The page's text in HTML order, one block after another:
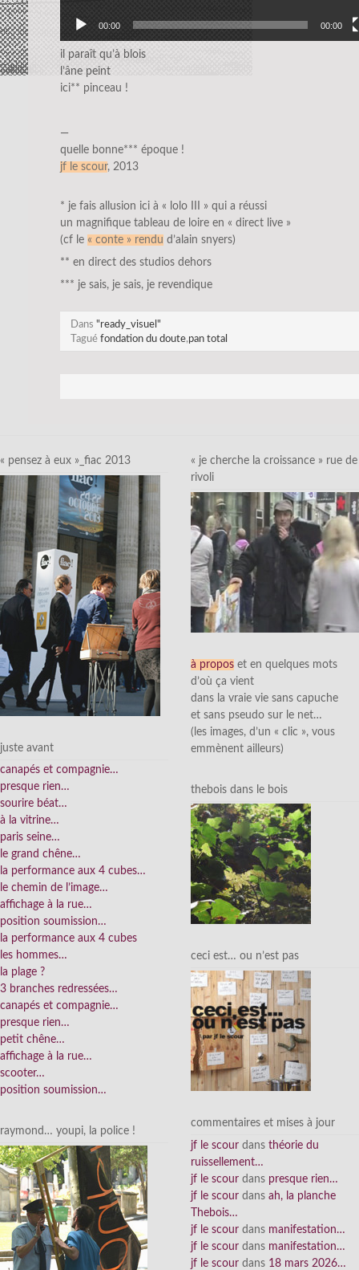
00:00 00:00
il paraît qu’à blois
l’âne peint
ici** pinceau !
—
quelle bonne*** époque !
jf le scour, 2013
* je fais allusion ici à « lolo III » qui a réussi
un magnifique tableau de loire en « direct live »
(cf le « conte » rendu d’alain snyers)
** en direct des studios dehors
*** je sais, je sais, je revendique
Dans "ready_visuel"
Tagué fondation du doute,pan total
« pensez à eux »_fiac 2013
juste avant
canapés et compagnie…
presque rien…
sourire béat…
à la vitrine…
paris seine…
le grand chêne…
la performance aux 4 cubes…
le chemin de l’image…
affichage à la rue…
position soumission…
la performance aux 4 cubes
les hommes…
la plage ?
3 branches redressées…
canapés et compagnie…
presque rien…
petit chêne…
affichage à la rue…
scooter…
position soumission…
raymond… youpi, la police !
« je cherche la croissance » rue de
rivoli
à propos et en quelques mots
d’où ça vient
dans la vraie vie sans capuche
et sans pseudo sur le net…
(les images, d’un « clic », vous
emmènent ailleurs)
thebois dans le bois
ceci est… ou n’est pas
commentaires et mises à jour
jf le scour dans théorie du
ruissellement…
jf le scour dans presque rien…
jf le scour dans ah, la planche
Thebois…
jf le scour dans manifestation…
jf le scour dans manifestation…
jf le scour dans 18 mars 2026…